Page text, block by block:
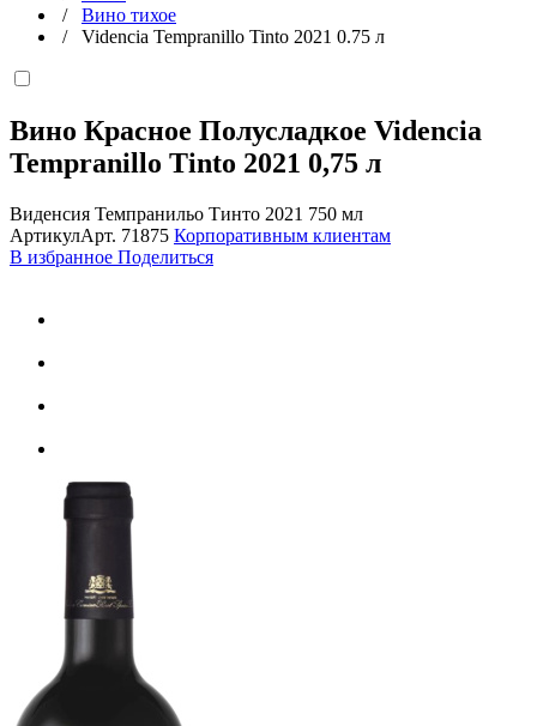
/ Вино тихое
/ Videncia Tempranillo Tinto 2021 0.75 л
Вино Красное Полусладкое Videncia
Tempranillo Tinto 2021 0,75 л
Виденсия Темпранильо Тинто 2021 750 мл
АртикулАрт. 71875 Корпоративным клиентам
В избранное Поделиться